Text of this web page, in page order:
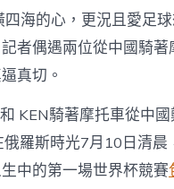
踐
行
者】
摩
托
騎
行
1.5
萬
公
海的心，更況且愛足
者偶遇兩位從中國騎
真切。
KEN騎著摩托車從中國
羅斯時光7月10日清
中的第一場世界杯競賽